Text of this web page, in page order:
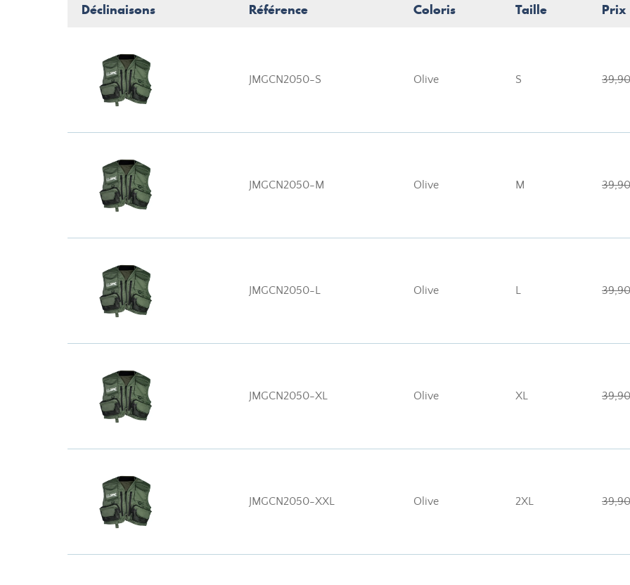
Déclinaisons Référence Coloris Taille Prix
JMGCN2050-S Olive S
JMGCN2050-M Olive M
JMGCN2050-L Olive L
JMGCN2050-XL Olive XL
JMGCN2050-XXL Olive 2XL